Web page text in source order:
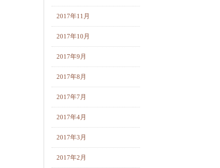
2017年11月
2017年10月
2017年9月
2017年8月
2017年7月
2017年4月
2017年3月
2017年2月